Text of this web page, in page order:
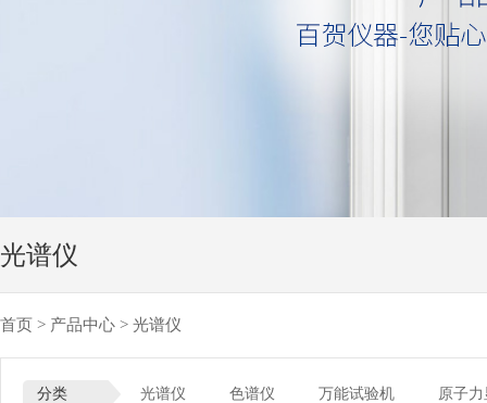
光谱仪
首页 > 产品中心 > 光谱仪
分类 光谱仪 色谱仪 万能试验机
原子